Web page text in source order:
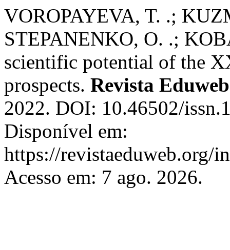
VOROPAYEVA, T. .;
STEPANENKO, O. .;
scientific potential of the
prospects. Revista Eduweb
2022. DOI: 10.46502/
Disponível em:
https://revistaeduweb.org/
Acesso em: 7 ago. 2026.